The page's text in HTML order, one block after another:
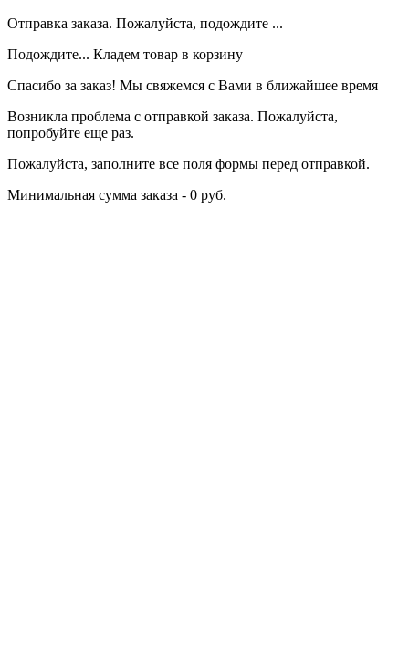
Отправка заказа. Пожалуйста, подождите ...
Подождите... Кладем товар в корзину
Спасибо за заказ! Мы свяжемся с Вами в ближайшее время
Возникла проблема с отправкой заказа. Пожалуйста,
попробуйте еще раз.
Пожалуйста, заполните все поля формы перед отправкой.
Минимальная сумма заказа - 0 руб.